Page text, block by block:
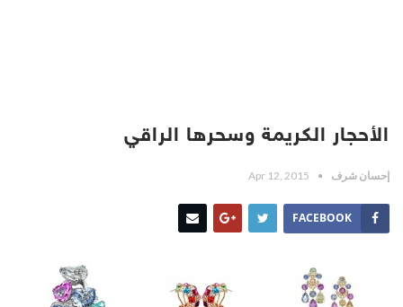
الأحجار الكريمة وسحرها الراقي
إحسان شرف Apr 12, 2015
FACEBOOK